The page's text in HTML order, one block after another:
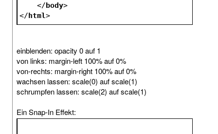
</body>
</html>
einblenden: opacity 0 auf 1
von links: margin-left 100% auf 0%
von-rechts: margin-right 100% auf 0%
wachsen lassen: scale(0) auf scale(1)
schrumpfen lassen: scale(2) auf scale(1)
Ein Snap-In Effekt: